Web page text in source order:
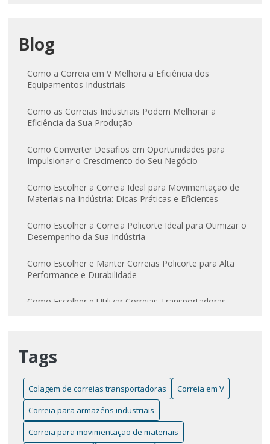
Blog
Como a Correia em V Melhora a Eficiência dos
Equipamentos Industriais
Como as Correias Industriais Podem Melhorar a
Eficiência da Sua Produção
Como Converter Desafios em Oportunidades para
Impulsionar o Crescimento do Seu Negócio
Como Escolher a Correia Ideal para Movimentação de
Materiais na Indústria: Dicas Práticas e Eficientes
Como Escolher a Correia Policorte Ideal para Otimizar o
Desempenho da Sua Indústria
Como Escolher e Manter Correias Policorte para Alta
Performance e Durabilidade
Como Escolher e Utilizar Correias Transportadoras
Aumentar a Durabilidade da Sua Máquina
Correia em V: Entenda sua Importância e Aplicações
Essenciais na Indústria
Correia Policorte: O Guia Completo para Escolher a Ideal
Tags
Colagem de correias transportadoras
Correia em V
Correia para armazéns industriais
Correia para movimentação de materiais